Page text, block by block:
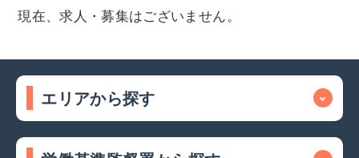
現在、求人・募集はございません。
エリアから探す